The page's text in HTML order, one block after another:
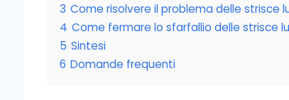
3 Come risolvere il problema delle strisce
4 Come fermare lo sfarfallio delle strisce
5 Sintesi
6 Domande frequenti